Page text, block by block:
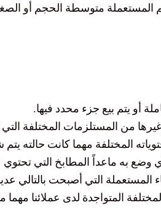
المستعملة متوسطة الحجم أو
أو يتم بيع جزء محدد فيها.
من المستلزمات المختلفة
المختلفة مهما كانت حالته
وضع به ماعداً المطابخ التي
المستعملة التي أصبحت بالتالي
المتواجدة لدى عملائنا